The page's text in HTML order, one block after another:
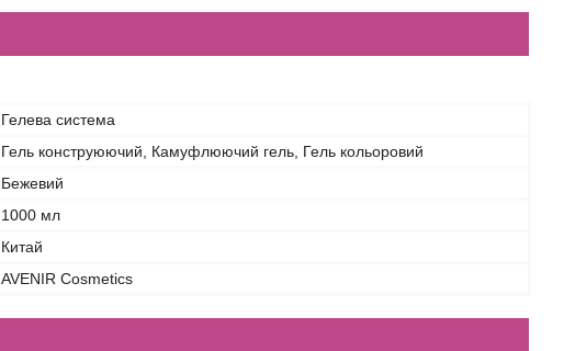
Гелева система
Гель конструюючий, Камуфлюючий гель, Гель кольоровий
Бежевий
1000 мл
Китай
AVENIR Cosmetics